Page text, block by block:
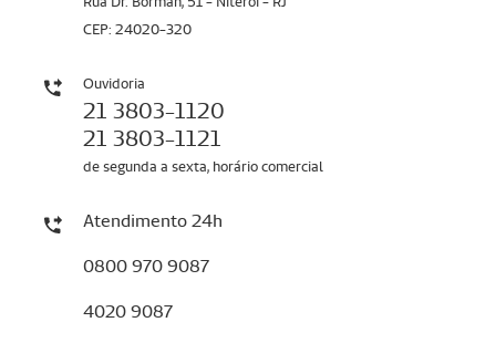
CEP: 24020-320
Ouvidoria
21 3803-1120
21 3803-1121
de segunda a sexta, horário comercial
Atendimento 24h
0800 970 9087
4020 9087